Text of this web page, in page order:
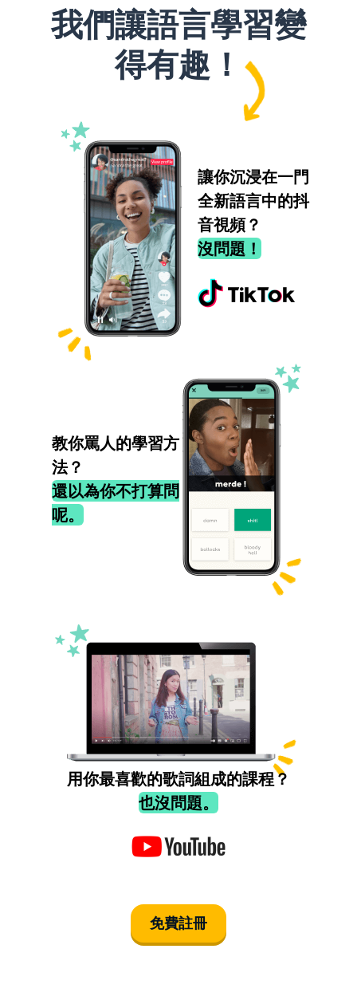
我們讓語言學習變
得有趣！
讓你沉浸在一門
全新語言中的抖
音視頻？
沒問題！
教你罵人的學習方
法？
還以為你不打算問
呢。
用你最喜歡的歌詞組成的課程？
也沒問題。
免費註冊